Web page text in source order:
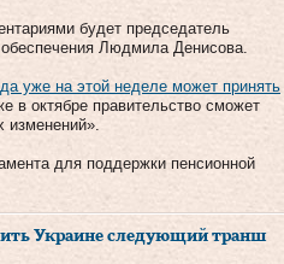
будет председатель
Людмила Денисова.
уже на этой неделе может принять
в октябре правительство сможет
изменений».
для поддержки пенсионной
Украине следующий транш